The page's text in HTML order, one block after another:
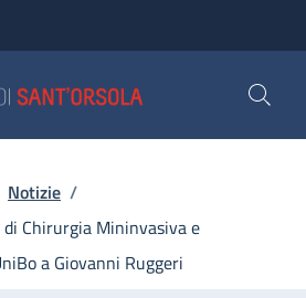
Notizie /
Chirurgia Mininvasiva e
a Giovanni Ruggeri